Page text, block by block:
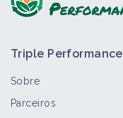
Triple Performance
Sobre
Parceiros